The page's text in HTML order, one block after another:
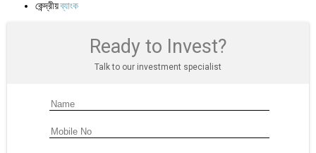
কেন্দ্রীয়ব্যাংক
Ready to Invest?
Talk to our investment specialist